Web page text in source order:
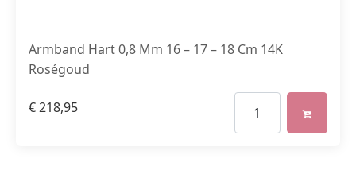
Armband Hart 0,8 Mm 16 – 17 – 18 Cm 14K
Roségoud
€218,95